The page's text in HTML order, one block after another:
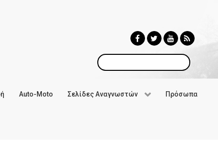
Αναζήτηση
Auto-Moto Σελίδες Αναγνωστών Πρόσωπα